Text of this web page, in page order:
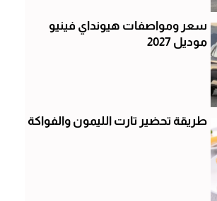
سعر ومواصفات هيونداي فينيو
موديل 2027
طريقة تحضير تارت الليمون والفواكة